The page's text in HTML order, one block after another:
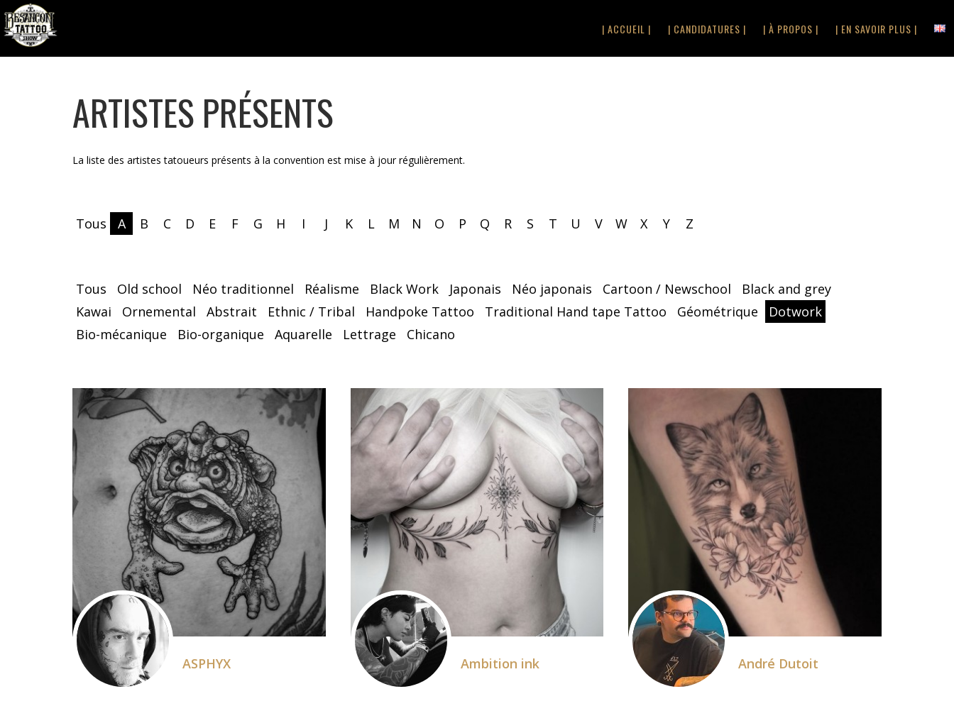
| ACCUEIL | | CANDIDATURES | | À PROPOS | | EN SAVOIR PLUS |
ARTISTES PRÉSENTS
La liste des artistes tatoueurs présents à la convention est mise à jour régulièrement.
Tous A B C D E F G H I J K L M N O P Q R S T U V W X Y Z
Tous Old school Néo traditionnel Réalisme Black Work Japonais Néo japonais Cartoon / Newschool
Black and grey
Kawai
Ornemental Abstrait Ethnic / Tribal Handpoke Tattoo Traditional Hand tape Tattoo Géométrique
Dotwork
Bio-mécanique
Bio-organique Aquarelle Lettrage Chicano
ASPHYX Ambition ink André Dutoit